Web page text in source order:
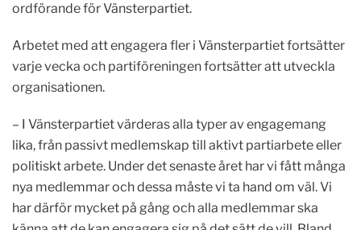
ordförande för Vänsterpartiet.
Arbetet med att engagera fler i Vänsterpartiet fortsätter
varje vecka och partiföreningen fortsätter att utveckla
organisationen.
– I Vänsterpartiet värderas alla typer av engagemang
lika, från passivt medlemskap till aktivt partiarbete eller
politiskt arbete. Under det senaste året har vi fått många
nya medlemmar och dessa måste vi ta hand om väl. Vi
har därför mycket på gång och alla medlemmar ska